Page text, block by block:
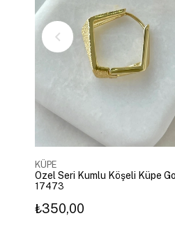
KÜPE
Özel Seri Kumlu Köşeli Küpe
17473
₺350,00